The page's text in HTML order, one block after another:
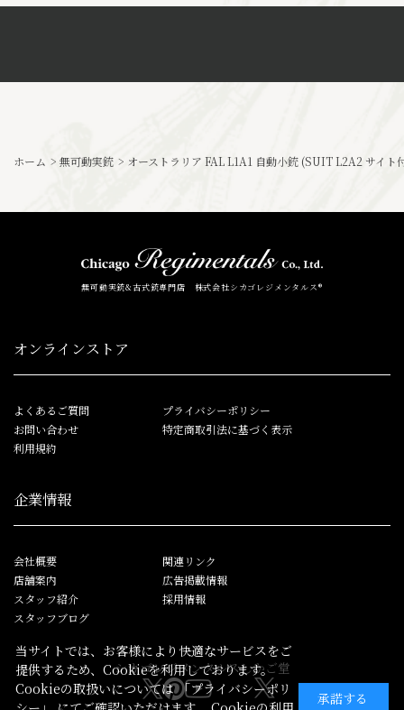
ホーム > 無可動実銃 > オーストラリア FAL L1A1 自動小銃 (SUIT L2A2 サイ
無可動実銃&古式銃専門店 株式会社シカゴレジメンタルス®
オンラインストア
よくあるご質問
お問い合わせ
利用規約
プライバシーポリシー
特定商取引法に基づく表示
企業情報
会社概要
店舗案内
スタッフ紹介
スタッフブログ
関連リンク
広告掲載情報
採用情報
シカゴレジメンタルスしかご堂
当サイトでは、お客様により快適なサービスをご
提供するため、Cookieを利用しております。
Cookieの取扱いについては「プライバシーポリ
承諾する